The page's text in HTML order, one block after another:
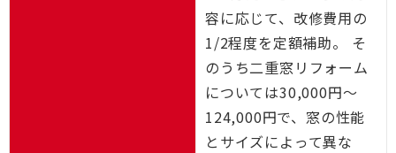
容に応じて、改修費用の
1/2程度を定額補助。 そ
のうち二重窓リフォーム
については30,000円～
124,000円で、窓の性能
とサイズによって異な